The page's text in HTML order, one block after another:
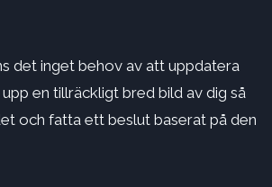
det inget behov av att uppdatera
en tillräckligt bred bild av dig så
och fatta ett beslut baserat på den